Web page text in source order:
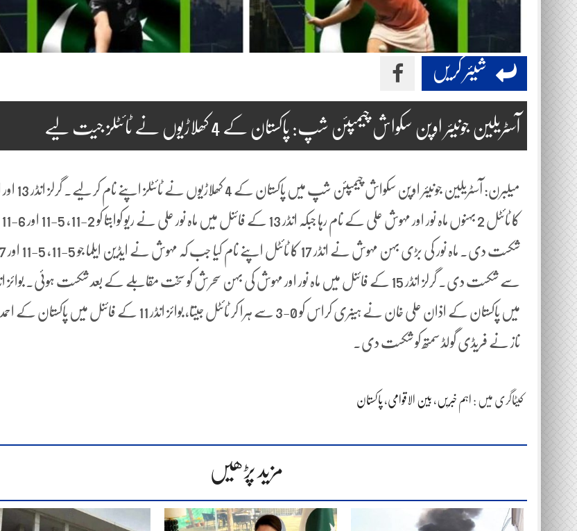
شیئر کریں
آسٹریلین جونیئر اوپن سکواش چیمپئن شپ: پاکستان کے 4 کھلاڑیوں نے ٹائٹلز جیت لیے
میں پاکستان کے اذان علی خان نے ہینری کراس کو 0-3 سے ہرا کر ٹائٹل جیتا، بوائز انڈر 11 کے فائنل میں
ناز نے فریڈی گولڈ سمتھ کو شکست دی۔
کیٹاگری میں : اہم خبریں ، بین الاقوامی، پاکستان
مزید پڑھیں